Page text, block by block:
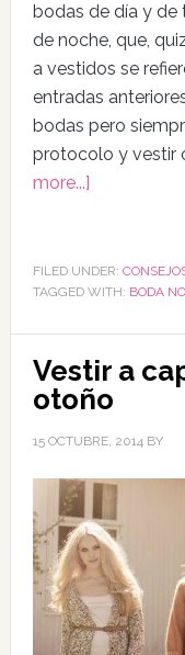
bodas de día y de
de noche, que,
a vestidos se
entradas
bodas pero
protocolo y vestir
more...]
FILED UNDER:
TAGGED WITH: BODA
Vestir a
otoño
15 OCTUBRE, 2014BY